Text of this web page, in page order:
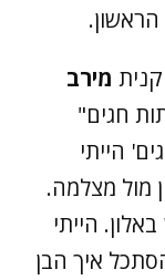
מירב
חגים"
הייתי
מול מצלמה.
הייתי
איך הבן